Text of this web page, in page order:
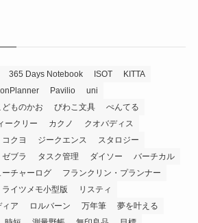
365 Days Notebook ISOT
KITTA
Pavilio
uni
どものかお びわこ文具
ぺんてる
ークリー カクノ
クオバディス
コクヨ ジークエンス
スタロジー
ゼブラ タスク管理 ダイソー
バーチカル
ーチャーログ
フランクリン・プランナー
ライツメモ小型版
リスティ
ィア ロルバーン 万年筆
夢を叶える